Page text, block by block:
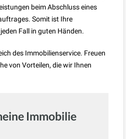
beim Abschluss eines
Somit ist Ihre
Fall in guten Händen.
des Immobilienservice. Freuen
von Vorteilen, die wir Ihnen
Immobilie